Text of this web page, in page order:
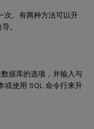
。有两种方法可以升
。
据库的选项，并输入与
或使用 SQL 命令行来升